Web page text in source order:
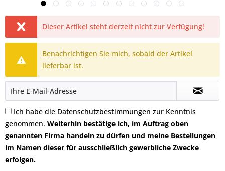
Dieser Artikel steht derzeit nicht zur Verfügung!
Benachrichtigen Sie mich, sobald der Artikel
lieferbar ist.
Ich habe die Datenschutzbestimmungen zur Kenntnis
genommen. Weiterhin bestätige ich, im Auftrag oben
genannten Firma handeln zu dürfen und meine Bestellungen
im Namen dieser für ausschließlich gewerbliche Zwecke
erfolgen.